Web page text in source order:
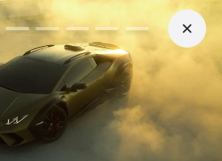
показала
купе для